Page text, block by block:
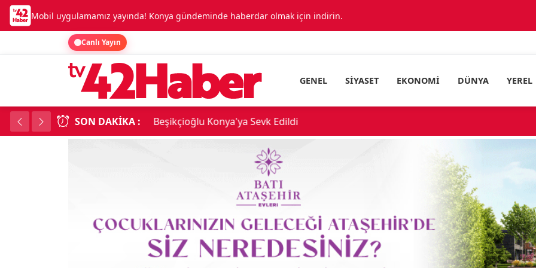
Mobil uygulamamız yayında! Konya gündeminde haberdar olmak için indirin.
Canlı Yayın
GENEL SIYASET EKONOMI DÜNYA YEREL
SON DAKIKA : 18:34 Konya'da Dev Uyuşturucu Operasyonu